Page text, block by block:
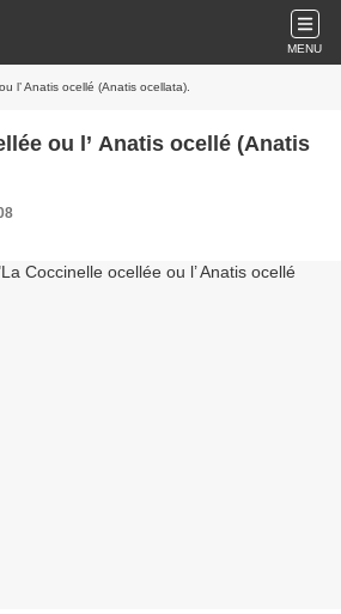
MENU
l’ Anatis ocellé (Anatis ocellata).
ou l’ Anatis ocellé (Anatis